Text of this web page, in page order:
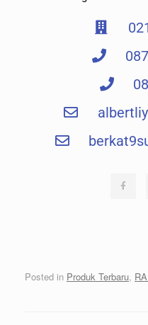
Posted in Produk Terbaru,